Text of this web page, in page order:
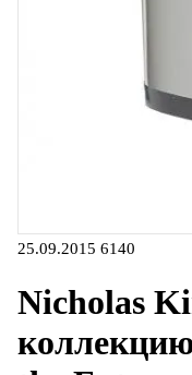
25.09.2015 6140
Nicholas